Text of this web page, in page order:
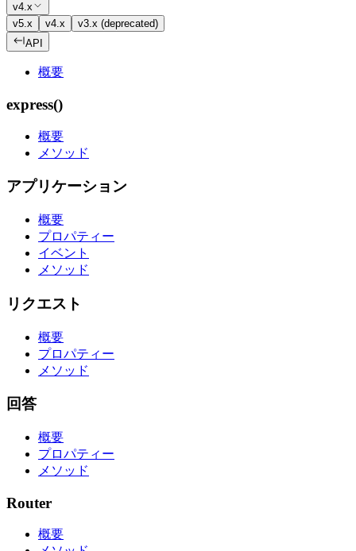
v4.x
v5.x
v4.x
v3.x (deprecated)
API
概要
express()
概要
メソッド
アプリケーション
概要
プロパティー
イベント
メソッド
リクエスト
概要
プロパティー
メソッド
回答
概要
プロパティー
メソッド
Router
概要